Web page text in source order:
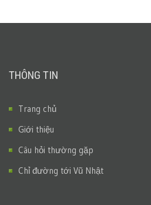
THÔNG TIN
Trang chủ
Giới thiệu
Câu hỏi thường gặp
Chỉ đường tới Vũ Nhật